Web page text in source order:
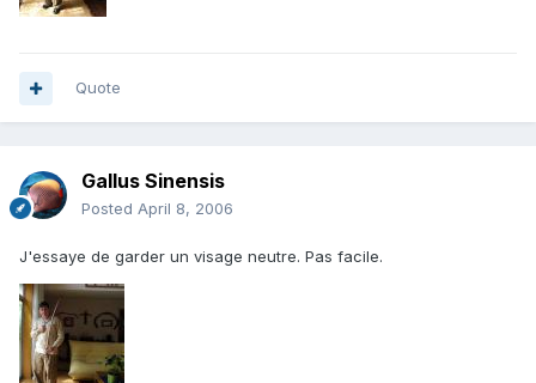
Quote
Gallus Sinensis
Posted April 8, 2006
J'essaye de garder un visage neutre. Pas facile.